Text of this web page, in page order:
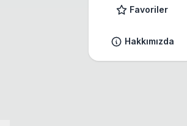
Favoriler
Hakkımızda